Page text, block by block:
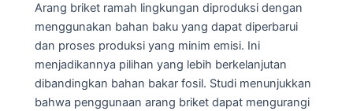
Arang briket ramah lingkungan diproduksi dengan
menggunakan bahan baku yang dapat diperbarui
dan proses produksi yang minim emisi. Ini
menjadikannya pilihan yang lebih berkelanjutan
dibandingkan bahan bakar fosil. Studi menunjukkan
bahwa penggunaan arang briket dapat mengurangi